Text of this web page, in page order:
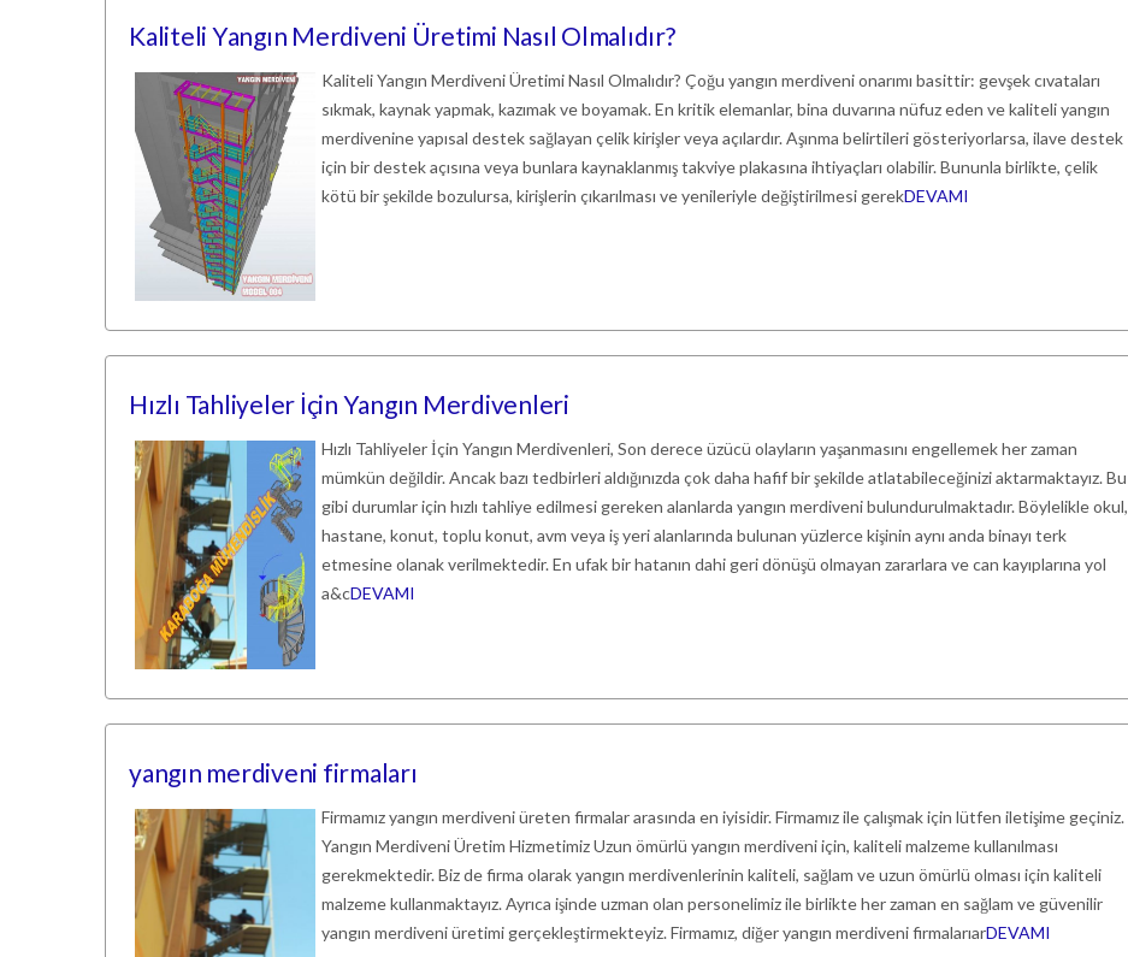
Kaliteli Yangın Merdiveni Üretimi Nasıl Olmalıdır?
Kaliteli Yangın Merdiveni Üretimi Nasıl Olmalıdır? Çoğu yangın merdiveni onarımı basittir: gevşek cıvataları
sıkmak, kaynak yapmak, kazımak ve boyamak. En kritik elemanlar, bina duvarına nüfuz eden ve kaliteli yangın
merdivenine yapısal destek sağlayan çelik kirişler veya açılardır. Aşınma belirtileri gösteriyorlarsa, ilave destek
için bir destek açısına veya bunlara kaynaklanmış takviye plakasına ihtiyaçları olabilir. Bununla birlikte, çelik
kötü bir şekilde bozulursa, kirişlerin çıkarılması ve yenileriyle değiştirilmesi gerekDEVAMI
Hızlı Tahliyeler İçin Yangın Merdivenleri
Hızlı Tahliyeler İçin Yangın Merdivenleri, Son derece üzücü olayların yaşanmasını engellemek her zaman
mümkün değildir. Ancak bazı tedbirleri aldığınızda çok daha hafif bir şekilde atlatabileceğinizi aktarmaktayız. Bu
gibi durumlar için hızlı tahliye edilmesi gereken alanlarda yangın merdiveni bulundurulmaktadır. Böylelikle okul,
hastane, konut, toplu konut, avm veya iş yeri alanlarında bulunan yüzlerce kişinin aynı anda binayı terk
etmesine olanak verilmektedir. En ufak bir hatanın dahi geri dönüşü olmayan zararlara ve can kayıplarına yol
a&cDEVAMI
yangın merdiveni firmaları
Firmamız yangın merdiveni üreten firmalar arasında en iyisidir. Firmamız ile çalışmak için lütfen iletişime geçiniz.
Yangın Merdiveni Üretim Hizmetimiz Uzun ömürlü yangın merdiveni için, kaliteli malzeme kullanılması
gerekmektedir. Biz de firma olarak yangın merdivenlerinin kaliteli, sağlam ve uzun ömürlü olması için kaliteli
malzeme kullanmaktayız. Ayrıca işinde uzman olan personelimiz ile birlikte her zaman en sağlam ve güvenilir
yangın merdiveni üretimi gerçekleştirmekteyiz. Firmamız, diğer yangın merdiveni firmalarıarDEVAMI